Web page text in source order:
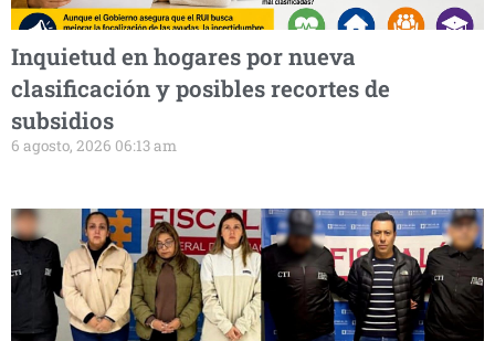
Inquietud en hogares por nueva
clasificación y posibles recortes de
subsidios
6 agosto, 2026 06:13 am